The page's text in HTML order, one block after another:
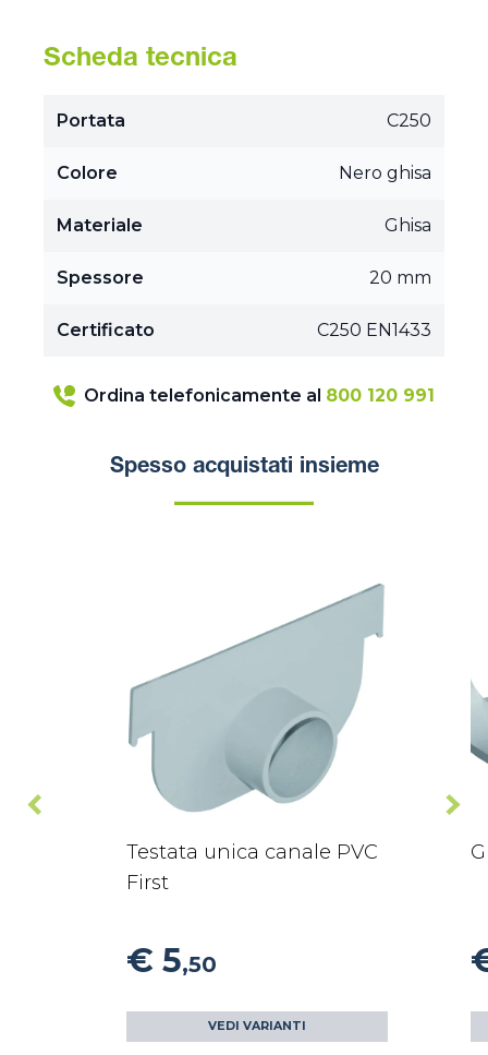
Scheda tecnica
Portata C250
Colore Nero ghisa
Materiale Ghisa
Spessore 20 mm
Certificato C250 EN1433
Ordina telefonicamente al 800 120 991
Spesso acquistati insieme
Testata unica canale PVC
First
€ 5,50
VEDI VARIANTI